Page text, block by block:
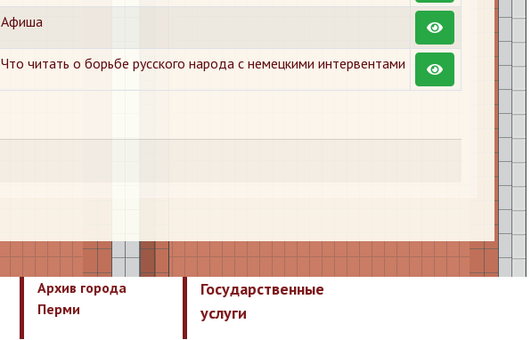
Афиша
Что читать о борьбе русского народа с немецкими интервентами
Архив города
Перми
Государственные
услуги